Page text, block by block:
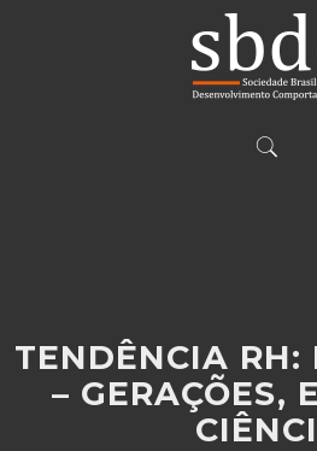
TENDÊNCIA RH:
– GERAÇÕES,